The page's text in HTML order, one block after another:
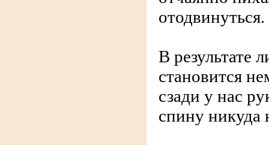
отодвинуться.
В результате
становится
сзади у нас
спину никуда